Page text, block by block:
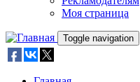
Моя страница
Toggle navigation